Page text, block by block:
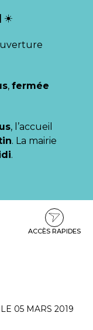
☀️
, fermée
, l’accueil
. La mairie
.
ACCÈS RAPIDES
05 MARS 2019